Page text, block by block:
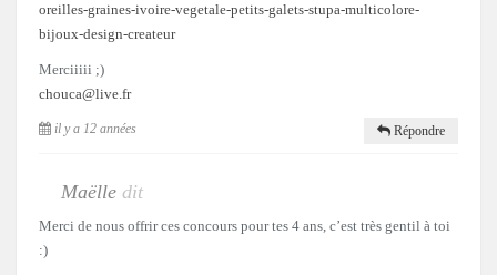
oreilles-graines-ivoire-vegetale-petits-galets-stupa-multicolore-
bijoux-design-createur
Merciiiii ;)
chouca@live.fr
il y a 12 années Répondre
Maëlle dit
Merci de nous offrir ces concours pour tes 4 ans, c’est très gentil à toi
:)